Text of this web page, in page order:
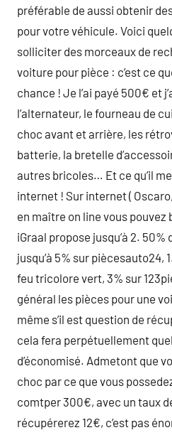
préférable de aussi obtenir
pour votre véhicule. Voici
solliciter des morceaux de
voiture pour pièce : c’est ce
chance ! Je l’ai payé 500€ et
l’alternateur, le fourneau de
choc avant et arrière, les
batterie, la bretelle
autres bricoles… Et ce qu’il
internet ! Sur internet (
en maître on line vous
iGraal propose jusqu’à 2.
jusqu’à 5% sur piècesauto24,
feu tricolore vert, 3% sur
général les pièces pour une
même s’il est question de
cela fera perpétuellement
d’économisé. Admetont que
choc par ce que vous
comtper 300€, avec un taux
récupérerez 12€, c’est pas